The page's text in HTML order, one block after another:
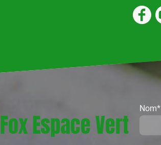
Nom*
Fox Espace Vert